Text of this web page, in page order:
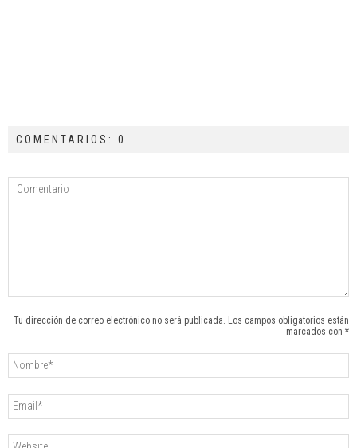
COMENTARIOS: 0
Tu dirección de correo electrónico no será publicada. Los campos obligatorios están
marcados con *